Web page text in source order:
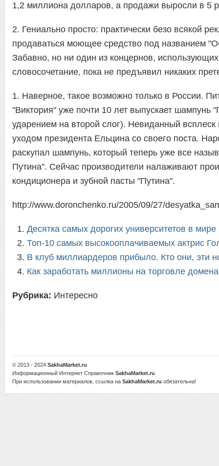
1,2 миллиона долларов, а продажи выросли в 5
2. Гениально просто: практически безо всякой
продаваться моющее средство под названием
Забавно, но ни один из концернов,
словосочетание, пока не предъявил никаких
1. Наверное, такое возможно только в России.
"Виктория" уже почти 10 лет выпускает шампунь
ударением на второй слог). Невиданный
уходом президента Ельцина со своего поста.
раскупал шампунь, который теперь уже все
Путина". Сейчас производители налаживают
кондиционера и зубной пасты "Путина".
http://www.doronchenko.ru/2005/09/27/
Десятка самых дорогих университетов в мире
Топ-10 самых высокооплачиваемых актрис
В клуб миллиардеров прибыло. Кто они, эти
Как заработать миллионы на торговле
Рубрика: Интересно
© 2013 - 2024 SakhaMarket.ru
Информационный Интернет Справочник SakhaMarket.ru
При использовании материалов, ссылка на SakhaMarket.ru обязательна!